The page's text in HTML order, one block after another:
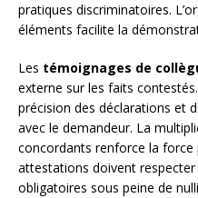
pratiques discriminatoires.
éléments facilite la
Les témoignages de
externe sur les faits
précision des déclarations et
avec le demandeur. La
concordants renforce la force
attestations doivent
obligatoires sous peine de